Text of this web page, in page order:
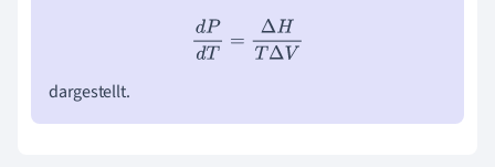
dPd T= ΔHTΔV
dargestellt.